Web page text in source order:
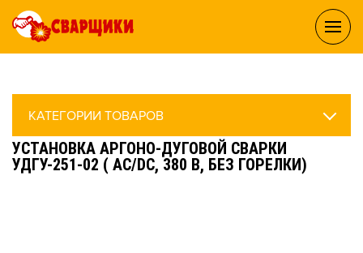
КАТЕГОРИИ ТОВАРОВ
УСТАНОВКА АРГОНО-ДУГОВОЙ СВАРКИ
УДГУ-251-02 ( АС/DC, 380 В, БЕЗ ГОРЕЛКИ)